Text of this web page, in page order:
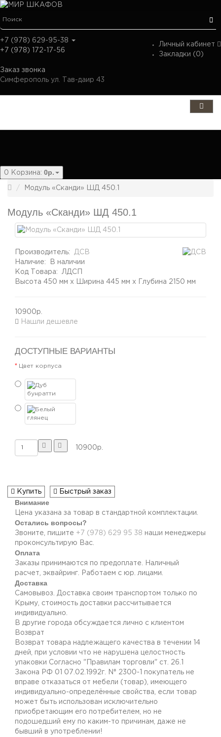
Личный кабинет
Закладки (0)
+7 (978) 629-95-38
+7 (978) 172-17-56
Заказ звонка
Симферополь ул. Тав-даир 43
0 Корзина: 0р.
Модуль «Сканди» ШД 450.1
Модуль «Сканди» ШД 450.1
Производитель:
ДСВ
Наличие:
В наличии
Код Товара:
ЛДСП
Высота 450 мм x Ширина 445 мм x Глубина 2150 мм
10900р.
Нашли дешевле
ДОСТУПНЫЕ ВАРИАНТЫ
Цвет корпуса
10900р.
Купить Быстрый заказ
Внимание
Цена указана за товар в стандартной комплектации.
Остались вопросы?
Звоните, пишите +7 (978) 629 95 38 наши менеджеры
проконсультирую Вас.
Оплата
Заказы принимаются по предоплате. Наличный
расчет, эквайринг. Работаем с юр. лицами.
Доставка
Самовывоз. Доставка своим транспортом только по
Крыму, стоимость доставки рассчитывается
индивидуально.
В другие города обсуждается лично с клиентом
Возврат
Возврат товара надлежащего качества в течении 14
дней, при условии что не нарушена целостность
упаковки Согласно "Правилам торговли" ст. 26.1
Закона РФ 01 07.02.1992г. N° 2300-1 покупатель не
вправе отказаться от мебели (товар), имеющего
индивидуально-определённые свойства, если товар
может быть использован исключительно
приобретающим его потребителем, но не
подошедший eмy по каким-то причинам, даже не
бывший в употреблении!